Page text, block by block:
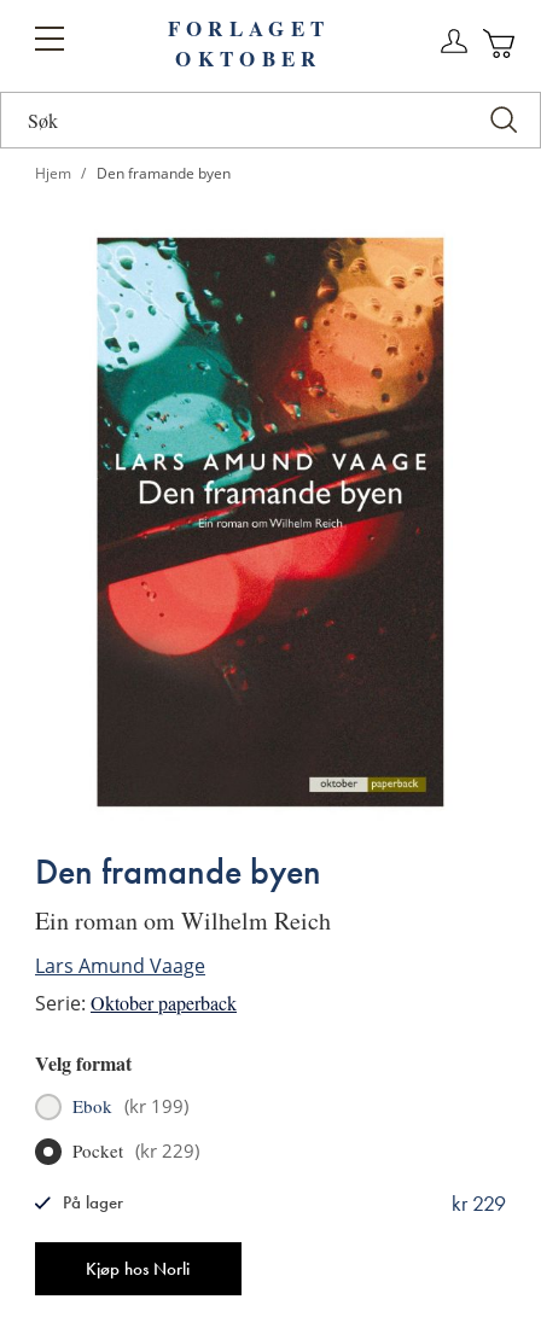
Toggle
FORLAGET
OKTOBER
Hjem Den framande byen
Den framande byen
ein roman om Wilhelm Reich
Lars Amund Vaage
Serie: Oktober paperback
Velg format
Ebok (kr 199)
Pocket (kr 229)
Kjøp hos Norli
kr 229
På lager